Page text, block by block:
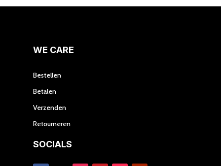
WE CARE
Bestellen
Betalen
Verzenden
Retourneren
SOCIALS